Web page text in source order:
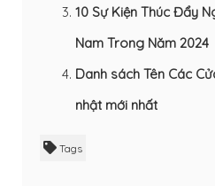
10 Sự Kiện Thúc Đẩy
Nam Trong Năm 2024
Danh sách Tên Các
nhật mới nhất
Tags